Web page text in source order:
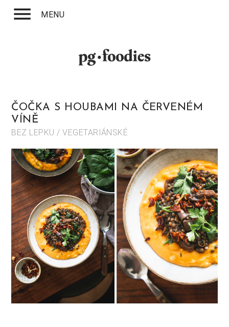
menu MENU
ČOČKA S HOUBAMI NA ČERVENÉM
VÍNĚ
BEZ LEPKU / VEGETARIÁNSKÉ